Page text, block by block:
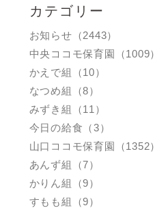
カテゴリー
お知らせ（2443）
中央ココモ保育園（1009）
かえで組（10）
なつめ組（8）
みずき組（11）
今日の給食（3）
山口ココモ保育園（1352）
あんず組（7）
かりん組（9）
すもも組（9）